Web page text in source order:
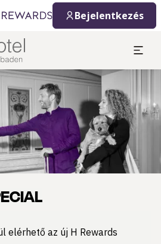
Bejelentkezés
elérhető az új H Rewards